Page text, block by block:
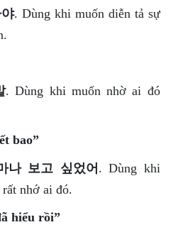
. Dùng khi muốn diễn tả sự
. Dùng khi muốn nhờ ai đó
bao”
나 보고 싶었어 . Dùng khi
nhớ ai đó.
hiểu rồi”